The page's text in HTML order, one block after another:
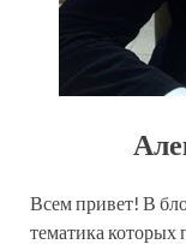
Всем привет! В
тематика